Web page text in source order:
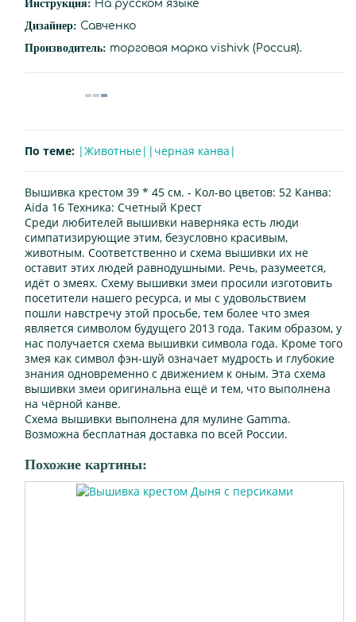
Инструкция: На русском языке
Дизайнер: Савченко
Производитель: торговая марка vishivk (Россия).
По теме: |Животные| |черная канва|
Вышивка крестом 39 * 45 см. - Кол-во цветов: 52 Канва:
Aida 16 Техника: Счетный Крест
Среди любителей вышивки наверняка есть люди
симпатизирующие этим, безусловно красивым,
животным. Соответственно и схема вышивки их не
оставит этих людей равнодушными. Речь, разумеется,
идёт о змеях. Схему вышивки змеи просили изготовить
посетители нашего ресурса, и мы с удовольствием
пошли навстречу этой просьбе, тем более что змея
является символом будущего 2013 года. Таким образом, у
нас получается схема вышивки символа года. Кроме того
змея как символ фэн-шуй означает мудрость и глубокие
знания одновременно с движением к оным. Эта схема
вышивки змеи оригинальна ещё и тем, что выполнена
на чёрной канве.
Схема вышивки выполнена для мулине Gamma.
Возможна бесплатная доставка по всей России.
Похожие картины: